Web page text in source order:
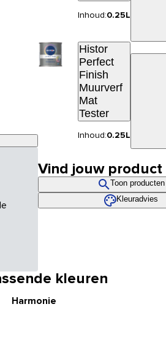
Inhoud:0.25L
Histor
Perfect
Finish
Muurverf
Mat
Tester
Inhoud:0.25L
Vind jouw product
Toon producten
Kleuradvies
kleuren
Harmonie